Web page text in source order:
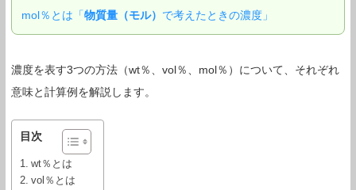
mol％とは「物質量（モル） で考えたときの濃度」
濃度を表す3つの方法（wt％、vol％、mol％）について、それぞれ
意味と計算例を解説します。
目次
wt％とは
vol％とは